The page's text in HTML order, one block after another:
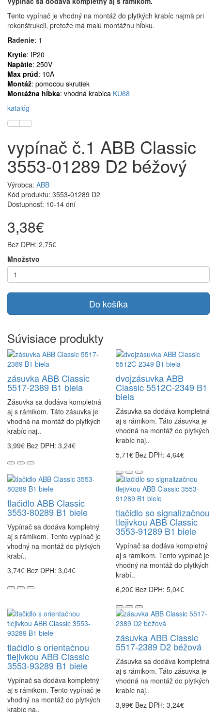
Tento vypínač je vhodný na montáž do plytkých krabíc najmä pri
rekonštrukcii, pretože má malú montážnu hĺbku.
Radenie: 1
Krytie: IP20
Napätie: 250V
Max prúd: 10A
Montáž: pomocou skrutiek
Montážna hĺbka: vhodná krabica KU68
katalóg
vypínač č.1 ABB Classic
3553-01289 D2 béžový
Výrobca: ABB
Kód produktu: 3553-01289 D2
Dostupnosť: 10-14 dní
3,38€
Bez DPH: 2,75€
Množstvo
Do košíka
Súvisiace produkty
zásuvka ABB Classic
5517-2389 B1 biela
Zásuvka sa dodáva kompletná
aj s rámikom. Táto zásuvka je
vhodná na montáž do plytkých
krabíc naj..
3,99€ Bez DPH: 3,24€
dvojzásuvka ABB
Classic 5512C-2349 B1
biela
Zásuvka sa dodáva kompletná
aj s rámikom. Táto zásuvka je
vhodná na montáž do plytkých
krabíc naj..
5,71€ Bez DPH: 4,64€
tlačidlo ABB Classic
3553-80289 B1 biele
Vypínač sa dodáva kompletný
aj s rámikom. Tento vypínač je
vhodný na montáž do plytkých
krabí..
3,74€ Bez DPH: 3,04€
tlačidlo so signalizačnou
tlejivkou ABB Classic
3553-91289 B1 biele
Vypínač sa dodáva kompletný
aj s rámikom. Tento vypínač je
vhodný na montáž do plytkých
krabí..
6,20€ Bez DPH: 5,04€
tlačidlo s orientačnou
tlejivkou ABB Classic
3553-93289 B1 biele
Vypínač sa dodáva kompletný
aj s rámikom. Tento vypínač je
vhodný na montáž do plytkých
krabíc na..
zásuvka ABB Classic
5517-2389 D2 béžová
Zásuvka sa dodáva kompletná
aj s rámikom. Táto zásuvka je
vhodná na montáž do plytkých
krabíc naj..
3,99€ Bez DPH: 3,24€